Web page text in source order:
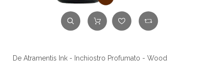
De Atramentis Ink - Inchiostro Profumato - Wood